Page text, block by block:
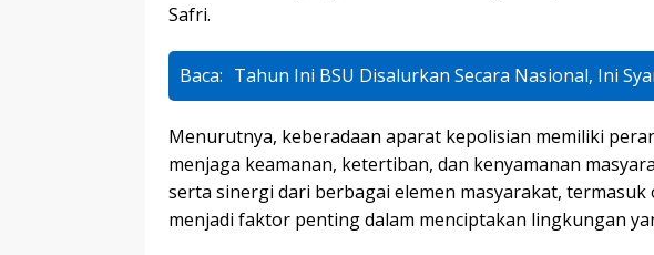
Safri.
Baca: Tahun Ini BSU Disalurkan Secara Nasional, Ini
Menurutnya, keberadaan aparat kepolisian memiliki
menjaga keamanan, ketertiban, dan kenyamanan
serta sinergi dari berbagai elemen masyarakat,
menjadi faktor penting dalam menciptakan lingkungan